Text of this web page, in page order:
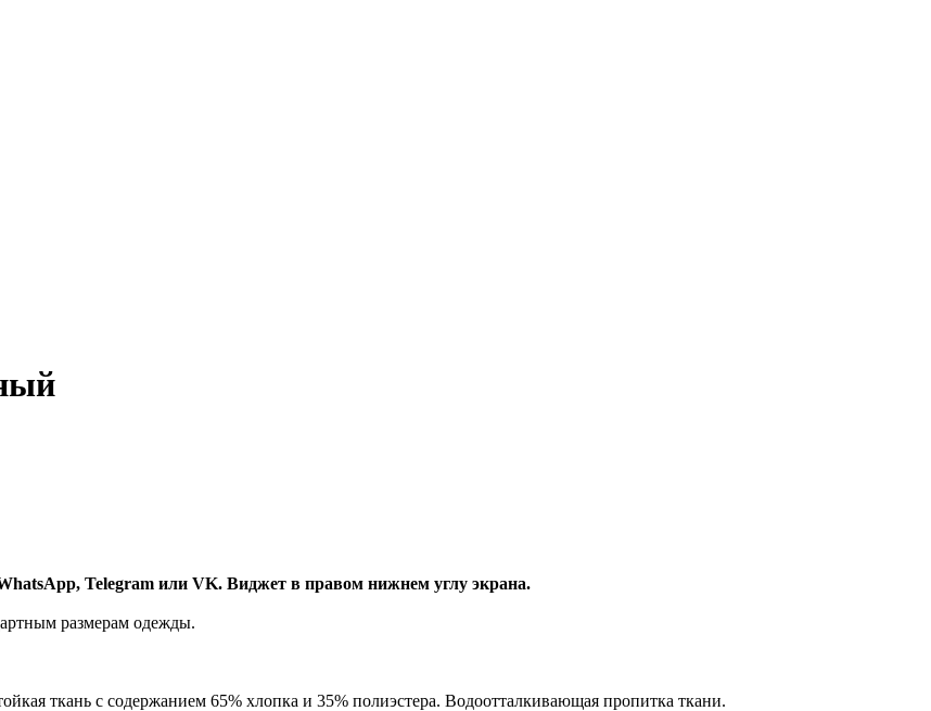
Telegram или VK. Виджет в правом нижнем углу экрана.
размерам одежды.
ткань с содержанием 65% хлопка и 35% полиэстера. Водоотталкивающая пропитка ткани.